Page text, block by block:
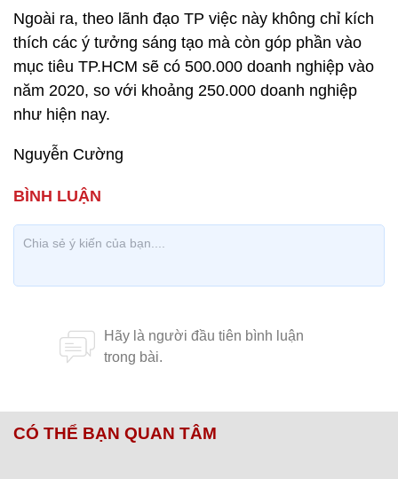
Ngoài ra, theo lãnh đạo TP việc này không chỉ kích
thích các ý tưởng sáng tạo mà còn góp phần vào
mục tiêu TP.HCM sẽ có 500.000 doanh nghiệp vào
năm 2020, so với khoảng 250.000 doanh nghiệp
như hiện nay.
Nguyễn Cường
CÓ THỂ BẠN QUAN TÂM